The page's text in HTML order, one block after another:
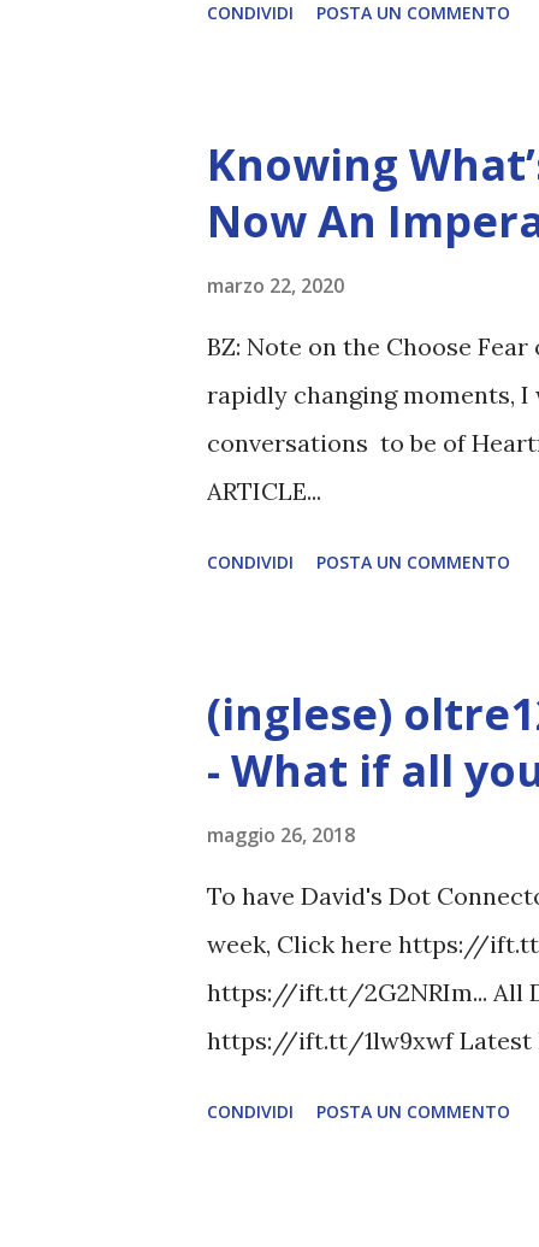
CONDIVIDI POSTA UN COMMENTO
Knowing
Now An
marzo 22, 2020
BZ: Note on the Choose
rapidly changing moments, I
conversations to be of
ARTICLE...
CONDIVIDI POSTA UN COMMENTO
(inglese)
- What if all
maggio 26, 2018
To have David's Dot
week, Click here https://
https://ift.tt/2G2NRIm... All
https://ift.tt/1lw9xwf Latest
CONDIVIDI POSTA UN COMMENTO